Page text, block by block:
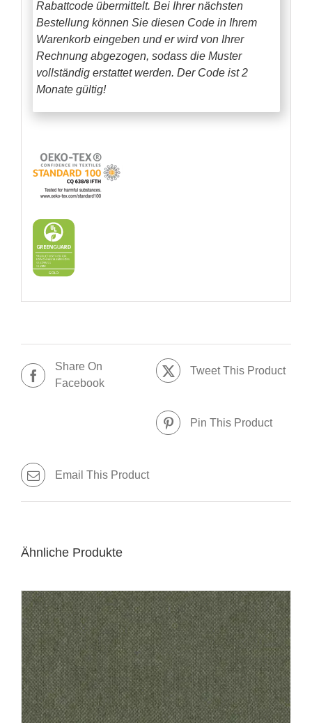
Rabattcode übermittelt. Bei Ihrer nächsten
Bestellung können Sie diesen Code in Ihrem
Warenkorb eingeben und er wird von Ihrer
Rechnung abgezogen, sodass die Muster
vollständig erstattet werden. Der Code ist 2
Monate gültig!
Share On
Facebook
Tweet This Product
Pin This Product
Email This Product
Ähnliche Produkte